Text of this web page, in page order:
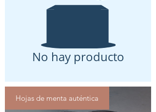
No hay producto
Hojas de menta auténtica